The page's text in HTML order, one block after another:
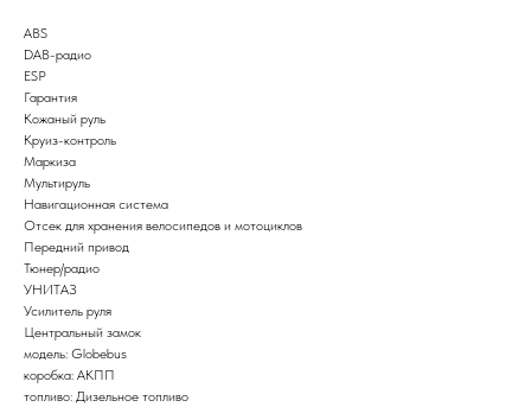
ABS
DAB-радио
ESP
Гарантия
Кожаный руль
Круиз-контроль
Маркиза
Мультируль
Навигационная система
Отсек для хранения велосипедов и мотоциклов
Передний привод
Тюнер/радио
УНИТАЗ
Усилитель руля
Центральный замок
модель: Globebus
коробка: АКПП
топливо: Дизельное топливо